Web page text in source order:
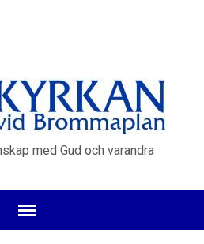
med Gud och varandra